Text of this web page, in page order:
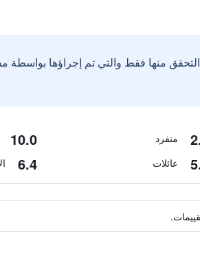
منها فقط والتي تم إجراؤها بواسطة
منفرد 10.0
عائلات 6.4